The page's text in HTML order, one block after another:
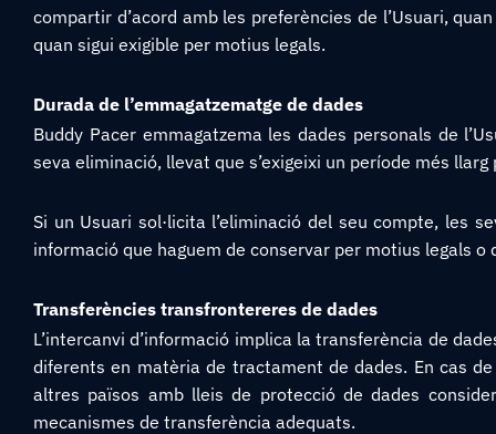
compartir d’acord amb les preferències de l’Usuari,
quan sigui exigible per motius legals.
Durada de l’emmagatzematge de dades
Buddy Pacer emmagatzema les dades personals de
seva eliminació, llevat que s’exigeixi un període més
Si un Usuari sol·licita l’eliminació del seu compte, les
informació que haguem de conservar per motius legals o
Transferències transfrontereres de dades
L’intercanvi d’informació implica la transferència de
diferents en matèria de tractament de dades. En cas
altres països amb lleis de protecció de dades
mecanismes de transferència adequats.